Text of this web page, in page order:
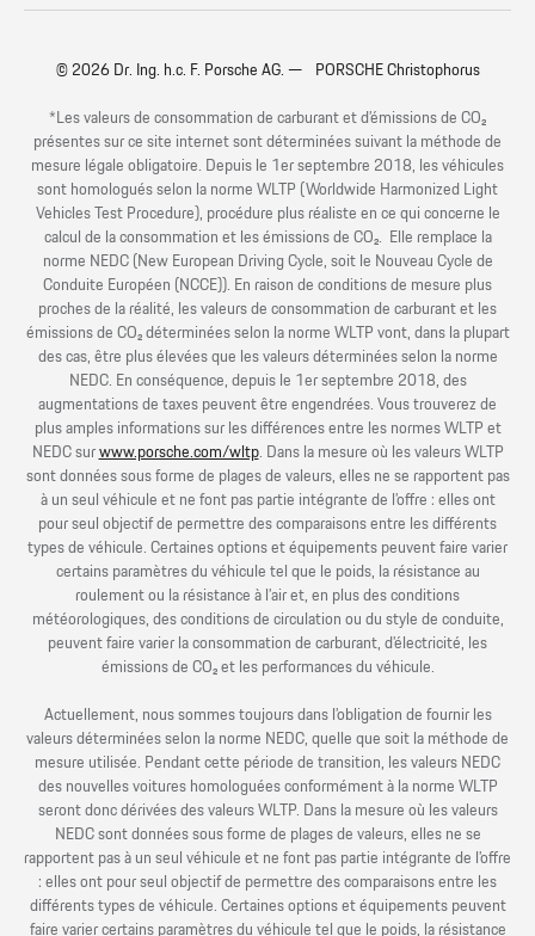
© 2026 Dr. Ing. h.c. F. Porsche AG. — PORSCHE Christophorus
*Les valeurs de consommation de carburant et d’émissions de CO₂
présentes sur ce site internet sont déterminées suivant la méthode de
mesure légale obligatoire. Depuis le 1er septembre 2018, les véhicules
sont homologués selon la norme WLTP (Worldwide Harmonized Light
Vehicles Test Procedure), procédure plus réaliste en ce qui concerne le
calcul de la consommation et les émissions de CO₂. Elle remplace la
norme NEDC (New European Driving Cycle, soit le Nouveau Cycle de
Conduite Européen (NCCE)). En raison de conditions de mesure plus
proches de la réalité, les valeurs de consommation de carburant et les
émissions de CO₂ déterminées selon la norme WLTP vont, dans la plupart
des cas, être plus élevées que les valeurs déterminées selon la norme
NEDC. En conséquence, depuis le 1er septembre 2018, des
augmentations de taxes peuvent être engendrées. Vous trouverez de
plus amples informations sur les différences entre les normes WLTP et
NEDC surwww.porsche.com/wltp. Dans la mesure où les valeurs WLTP
sont données sous forme de plages de valeurs, elles ne se rapportent pas
à un seul véhicule et ne font pas partie intégrante de l’offre : elles ont
pour seul objectif de permettre des comparaisons entre les différents
types de véhicule. Certaines options et équipements peuvent faire varier
certains paramètres du véhicule tel que le poids, la résistance au
roulement ou la résistance à l’air et, en plus des conditions
météorologiques, des conditions de circulation ou du style de conduite,
peuvent faire varier la consommation de carburant, d’électricité, les
émissions de CO₂ et les performances du véhicule.
Actuellement, nous sommes toujours dans l’obligation de fournir les
valeurs déterminées selon la norme NEDC, quelle que soit la méthode de
mesure utilisée. Pendant cette période de transition, les valeurs NEDC
des nouvelles voitures homologuées conformément à la norme WLTP
seront donc dérivées des valeurs WLTP. Dans la mesure où les valeurs
NEDC sont données sous forme de plages de valeurs, elles ne se
rapportent pas à un seul véhicule et ne font pas partie intégrante de l’offre
: elles ont pour seul objectif de permettre des comparaisons entre les
différents types de véhicule. Certaines options et équipements peuvent
faire varier certains paramètres du véhicule tel que le poids, la résistance